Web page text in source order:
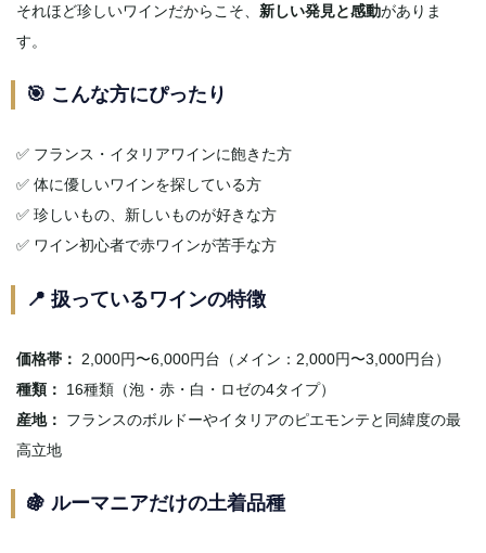
それほど珍しいワインだからこそ、 新しい発見と感動がありま
す。
🎯 こんな方にぴったり
✅ フランス・イタリアワインに飽きた方
✅ 体に優しいワインを探している方
✅ 珍しいもの、新しいものが好きな方
✅ ワイン初心者で赤ワインが苦手な方
📍 扱っているワインの特徴
価格帯：
2,000円〜6,000円台（メイン：2,000円〜3,000円台）
種類：
16種類（泡・赤・白・ロゼの4タイプ）
産地：
フランスのボルドーやイタリアのピエモンテと同緯度の最
高立地
🍇 ルーマニアだけの土着品種